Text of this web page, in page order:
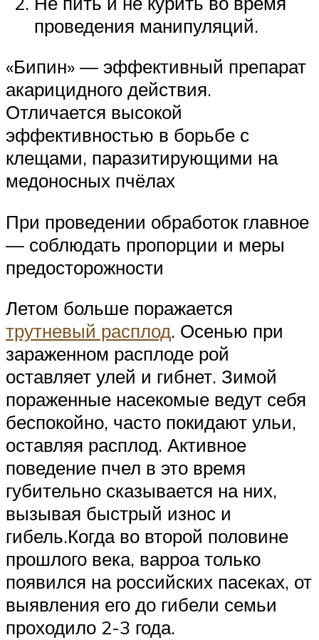
проведения манипуляций.
«Бипин» — эффективный препарат
акарицидного действия.
Отличается высокой
эффективностью в борьбе с
клещами, паразитирующими на
медоносных пчёлах
При проведении обработок главное
— соблюдать пропорции и меры
предосторожности
Летом больше поражается
трутневый расплод. Осенью при
зараженном расплоде рой
оставляет улей и гибнет. Зимой
пораженные насекомые ведут себя
беспокойно, часто покидают ульи,
оставляя расплод. Активное
поведение пчел в это время
губительно сказывается на них,
вызывая быстрый износ и
гибель.Когда во второй половине
прошлого века, варроа только
появился на российских пасеках, от
выявления его до гибели семьи
проходило 2-3 года.